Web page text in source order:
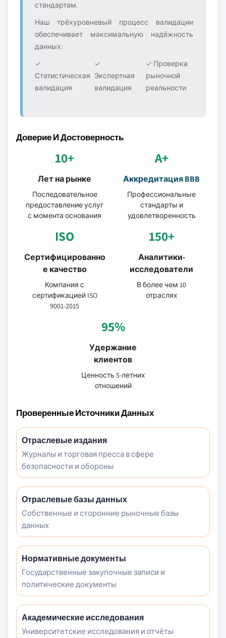
стандартам.
Наш трёхуровневый процесс валидации
обеспечивает максимальную надёжность
данных:
✓
Статистическая
валидация
✓
Экспертная
валидация
✓ Проверка
рыночной
реальности
Доверие И Достоверность
10+
Лет на рынке
Последовательное
предоставление услуг
с момента основания
A+
Аккредитация BBB
Профессиональные
стандарты и
удовлетворенность
ISO
Сертифицированно
е качество
Компания с
сертификацией ISO
9001-2015
150+
Аналитики-
исследователи
В более чем 10
отраслях
95%
Удержание
клиентов
Ценность 5-летних
отношений
Проверенные Источники Данных
Отраслевые издания
Журналы и торговая пресса в сфере
безопасности и обороны
Отраслевые базы данных
Собственные и сторонние рыночные базы
данных
Нормативные документы
Государственные закупочные записи и
политические документы
Академические исследования
Университетские исследования и отчёты